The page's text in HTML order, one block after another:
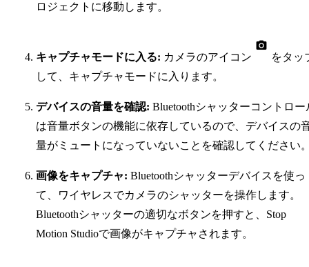
ロジェクトに移動します。
キャプチャモードに入る: カメラのアイコン
をタッ
して、キャプチャモードに入ります。
デバイスの音量を確認: Bluetoothシャッターコントロー
は音量ボタンの機能に依存しているので、デバイスの
量がミュートになっていないことを確認してください
画像をキャプチャ: Bluetoothシャッターデバイスを使っ
て、ワイヤレスでカメラのシャッターを操作します。
Bluetoothシャッターの適切なボタンを押すと、Stop
Motion Studioで画像がキャプチャされます。